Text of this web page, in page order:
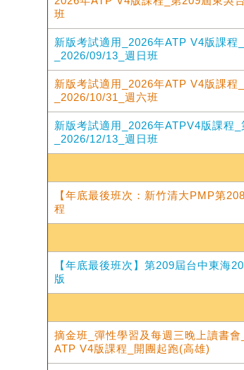
班
新版考試適用_2026年ATP V4版課
_2026/09/13_週日班
新版考試適用_2026年ATP V4版課
_2026/10/31_週六班
新版考試適用_2026年ATPV4版課程
_2026/12/13_週日班
【年底最後班次：新竹清大PMP第
程
【年底最後班次】第209屆台中東海
版
摘金班_彈性學習及每週三晚上讀書
ATP V4版課程_開團起跑(高雄)